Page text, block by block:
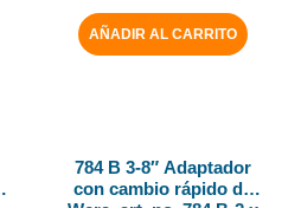
AÑADIR AL CARRITO
784 B 3-8″ Adaptador
con cambio rápido de